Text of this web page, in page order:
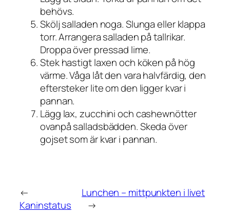
behövs.
Skölj salladen noga. Slunga eller klappa
torr. Arrangera salladen på tallrikar.
Droppa över pressad lime.
Stek hastigt laxen och köken på hög
värme. Våga låt den vara halvfärdig, den
eftersteker lite om den ligger kvar i
pannan.
Lägg lax, zucchini och cashewnötter
ovanpå salladsbädden. Skeda över
gojset som är kvar i pannan.
←
Kaninstatus
Lunchen – mittpunkten i livet
→